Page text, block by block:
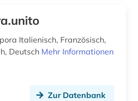
geschichte 1700-1800 (1)
geschichte 1900-2000 (3)
Italienisch, Französisch,
Deutsch Mehr Informationen
Zur Datenbank